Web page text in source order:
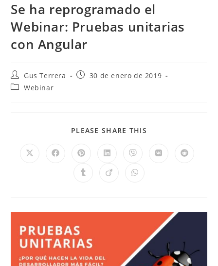
Se ha reprogramado el
Webinar: Pruebas unitarias
con Angular
Gus Terrera
30 de enero de 2019
Webinar
PLEASE SHARE THIS